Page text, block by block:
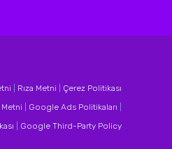
Rıza Metni
Çerez Politikası
Google Ads Politikaları
Google Third-Party Policy